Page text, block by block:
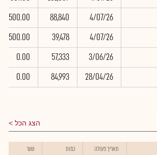
4/07/26
88,840
500.00
4/07/26
39,478
500.00
3/06/26
57,333
0.00
28/04/26
84,993
0.00
הצג הכל
תאריך פעולה כמות שער